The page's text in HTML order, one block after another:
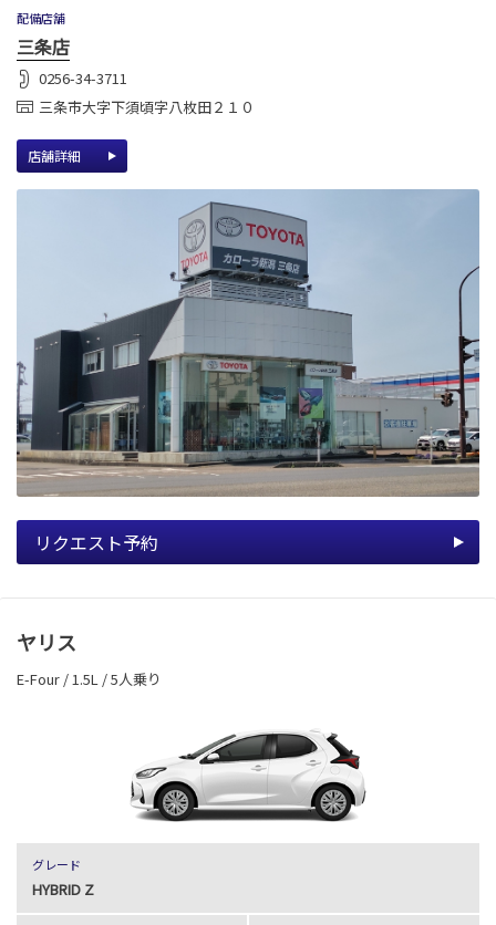
配備店舗
三条店
0256-34-3711
三条市大字下須頃字八枚田２１０
店舗詳細
リクエスト予約
ヤリス
E-Four / 1.5L / 5人乗り
グレード
HYBRID Z